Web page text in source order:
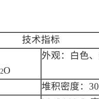
技术指标
2O
外观：白色
堆积密度：